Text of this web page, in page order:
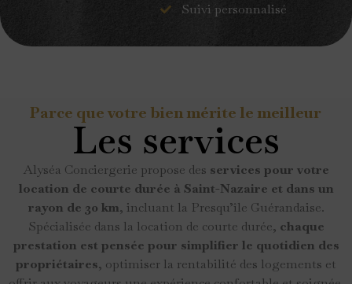
Suivi personnalisé
Parce que votre bien mérite le meilleur
Les services
Alyséa Conciergerie propose des services pour votre
location de courte durée à Saint-Nazaire et dans un
rayon de 30 km, incluant la Presqu’île Guérandaise.
Spécialisée dans la location de courte durée, chaque
prestation est pensée pour simplifier le quotidien des
propriétaires, optimiser la rentabilité des logements et